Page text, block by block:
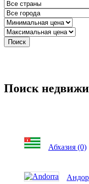
Поиск
Поиск
Абхазия (0)